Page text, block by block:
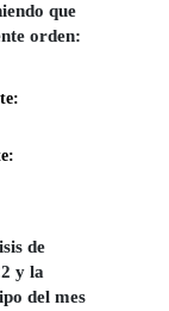
que
orden:
de
y la
del mes